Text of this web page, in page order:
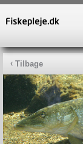
Tilbage